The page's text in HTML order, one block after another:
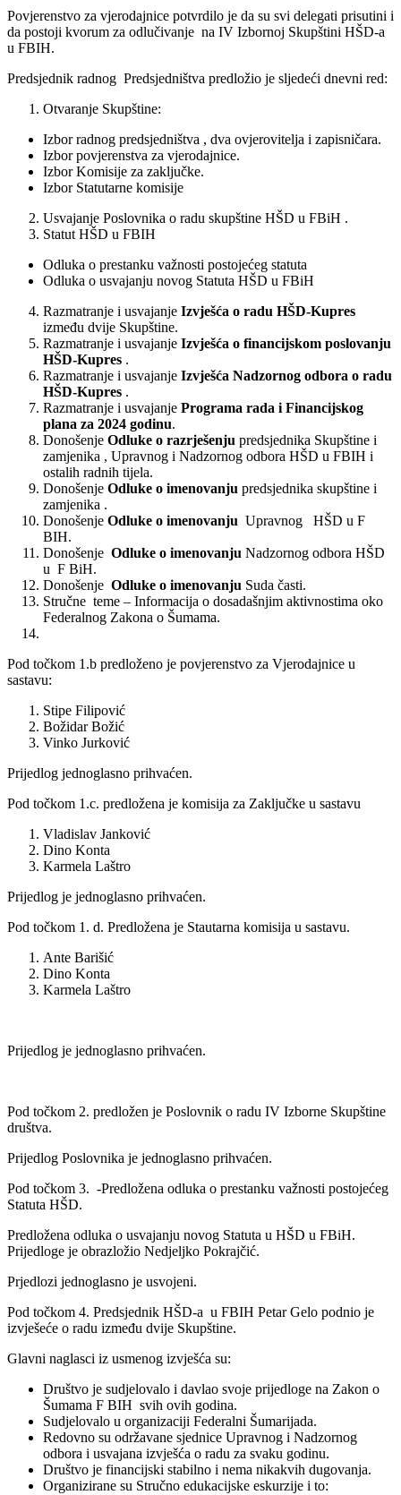
Povjerenstvo za vjerodajnice potvrdilo je da su svi delegati prisutini i
da postoji kvorum za odlučivanje na IV Izbornoj Skupštini HŠD-a
u FBIH.
Predsjednik radnog Predsjedništva predložio je sljedeći dnevni red:
Otvaranje Skupštine:
Izbor radnog predsjedništva , dva ovjerovitelja i zapisničara.
Izbor povjerenstva za vjerodajnice.
Izbor Komisije za zaključke.
Izbor Statutarne komisije
Usvajanje Poslovnika o radu skupštine HŠD u FBiH .
Statut HŠD u FBIH
Odluka o prestanku važnosti postojećeg statuta
Odluka o usvajanju novog Statuta HŠD u FBiH
Razmatranje i usvajanje Izvješća o radu HŠD-Kupres
između dvije Skupštine.
Razmatranje i usvajanje Izvješća o financijskom poslovanju
HŠD-Kupres .
Razmatranje i usvajanje Izvješća Nadzornog odbora o radu
HŠD-Kupres .
Razmatranje i usvajanje Programa rada i Financijskog
plana za 2024 godinu.
Donošenje Odluke o razrješenju predsjednika Skupštine i
zamjenika , Upravnog i Nadzornog odbora HŠD u FBIH i
ostalih radnih tijela.
Donošenje Odluke o imenovanju predsjednika skupštine i
zamjenika .
Donošenje Odluke o imenovanju Upravnog HŠD u F
BIH.
Donošenje Odluke o imenovanju Nadzornog odbora HŠD
u F BiH.
Donošenje Odluke o imenovanju Suda časti.
Stručne teme – Informacija o dosadašnjim aktivnostima oko
Federalnog Zakona o Šumama.
Pod točkom 1.b predloženo je povjerenstvo za Vjerodajnice u
sastavu:
Stipe Filipović
Božidar Božić
Vinko Jurković
Prijedlog jednoglasno prihvaćen.
Pod točkom 1.c. predložena je komisija za Zaključke u sastavu
Vladislav Janković
Dino Konta
Karmela Laštro
Prijedlog je jednoglasno prihvaćen.
Pod točkom 1. d. Predložena je Stautarna komisija u sastavu.
Ante Barišić
Dino Konta
Karmela Laštro
Prijedlog je jednoglasno prihvaćen.
Pod točkom 2. predložen je Poslovnik o radu IV Izborne Skupštine
društva.
Prijedlog Poslovnika je jednoglasno prihvaćen.
Pod točkom 3. -Predložena odluka o prestanku važnosti postojećeg
Statuta HŠD.
Predložena odluka o usvajanju novog Statuta u HŠD u FBiH.
Prijedloge je obrazložio Nedjeljko Pokrajčić.
Prjedlozi jednoglasno je usvojeni.
Pod točkom 4. Predsjednik HŠD-a u FBIH Petar Gelo podnio je
izvješeće o radu između dvije Skupštine.
Glavni naglasci iz usmenog izvješća su:
Društvo je sudjelovalo i davlao svoje prijedloge na Zakon o
Šumama F BIH svih ovih godina.
Sudjelovalo u organizaciji Federalni Šumarijada.
Redovno su održavane sjednice Upravnog i Nadzornog
odbora i usvajana izvješća o radu za svaku godinu.
Društvo je financijski stabilno i nema nikakvih dugovanja.
Organizirane su Stručno edukacijske eskurzije i to: